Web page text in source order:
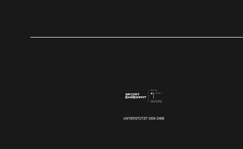
UNTERSTÜTZT DEN DBB